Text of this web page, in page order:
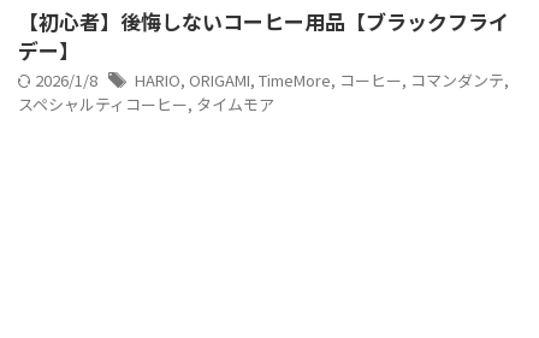
【初心者】後悔しないコーヒー用品【ブラックフライ
デー】
2026/1/8 HARIO, ORIGAMI, TimeMore, コーヒー, コマンダンテ,
スペシャルティコーヒー, タイムモア